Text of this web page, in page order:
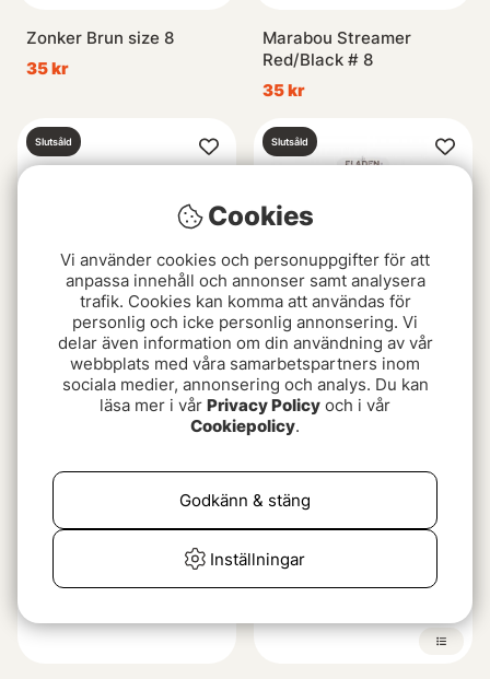
Zonker Brun size 8
35 kr
Marabou Streamer
Red/Black # 8
35 kr
Slutsåld
Wolly Bugger Cone Svart
size 8
Slutsåld
Fladen Maxximus Flies 5-
pack Zonkers
89 kr
Cookies
Vi använder cookies och personuppgifter för att
anpassa innehåll och annonser samt analysera
trafik. Cookies kan komma att användas för
personlig och icke personlig annonsering. Vi
delar även information om din användning av vår
webbplats med våra samarbetspartners inom
sociala medier, annonsering och analys. Du kan
läsa mer i vår Privacy Policy och i vår
Cookiepolicy.
Inställningar
Godkänn & stäng